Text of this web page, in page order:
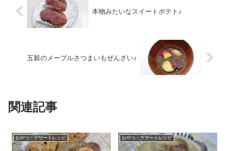
本物みたいなスイートポテト♪
五穀のメープルさつまいもぜんざい♪
関連記事
おやつ・デザートレシピ おやつ・デザートレシピ